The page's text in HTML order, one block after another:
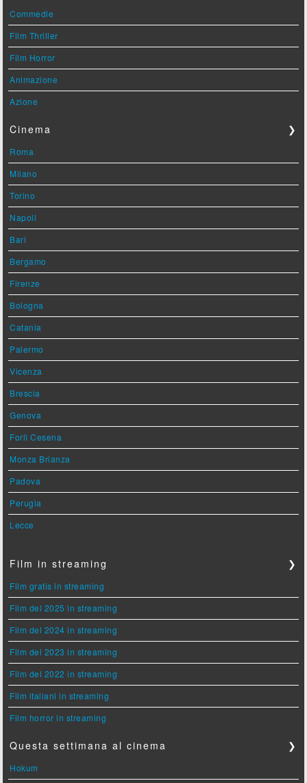
Commedie
Film Thriller
Film Horror
Animazione
Azione
Cinema ❯
Roma
Milano
Torino
Napoli
Bari
Bergamo
Firenze
Bologna
Catania
Palermo
Vicenza
Brescia
Genova
Forlì Cesena
Monza Brianza
Padova
Perugia
Lecce
Film in streaming ❯
Film gratis in streaming
Film del 2025 in streaming
Film del 2024 in streaming
Film del 2023 in streaming
Film del 2022 in streaming
Film italiani in streaming
Film horror in streaming
Questa settimana al cinema ❯
Hokum